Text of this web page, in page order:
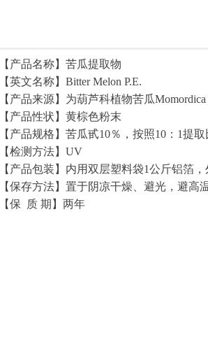
产品名称】苦瓜提取物
英文名称】Bitter Melon P.E.
产品来源】为葫芦科植物苦瓜Momordica
产品性状】黄棕色粉末
产品规格】苦瓜甙10％，按照10：1提取
检测方法】UV
产品包装】内用双层塑料袋1公斤铝箔，
保存方法】置于阴凉干燥、避光，避高温
保 质 期】两年